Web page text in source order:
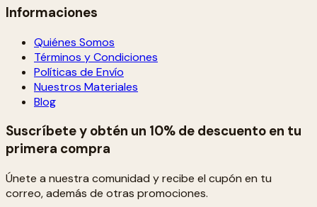
Informaciones
Quiénes Somos
Términos y Condiciones
Políticas de Envío
Nuestros Materiales
Blog
Suscríbete y obtén un 10% de descuento en tu
primera compra
Únete a nuestra comunidad y recibe el cupón en tu
correo, además de otras promociones.